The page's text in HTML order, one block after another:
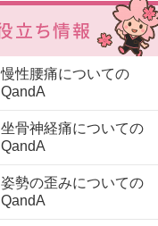
慢性腰痛についての
QandA
坐骨神経痛についての
QandA
姿勢の歪みについての
QandA